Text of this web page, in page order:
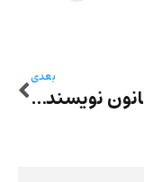
بعدی
بیانیه‌ کانون نویسندگان ایران به مناسبت ۲۵ نوامبر، ‌روز جهانی منع خشونت بر زنان